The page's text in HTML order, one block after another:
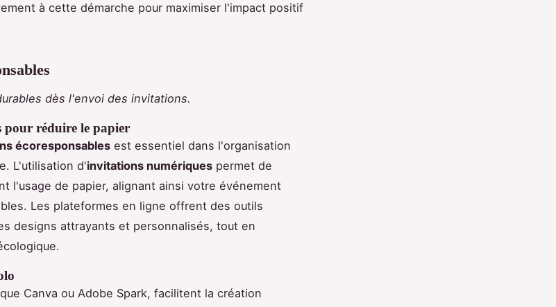
à cette démarche pour maximiser l'impact positif
dès l'envoi des invitations.
réduire le papier
écoresponsables est essentiel dans l'organisation
L'utilisation d'invitations numériques permet de
l'usage de papier, alignant ainsi votre événement
Les plateformes en ligne offrent des outils
designs attrayants et personnalisés, tout en
Canva ou Adobe Spark, facilitent la création